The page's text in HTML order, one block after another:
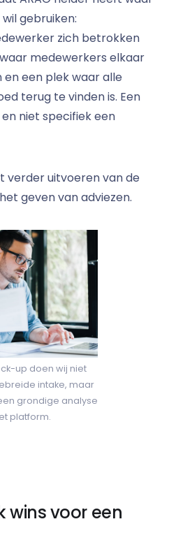
gebruiken:
zich betrokken
medewerkers elkaar
en een plek waar alle
terug te vinden is. Een
niet specifiek een
verder uitvoeren van de
geven van adviezen.
up doen wij niet
intake, maar
grondige analyse
platform.
wins voor een